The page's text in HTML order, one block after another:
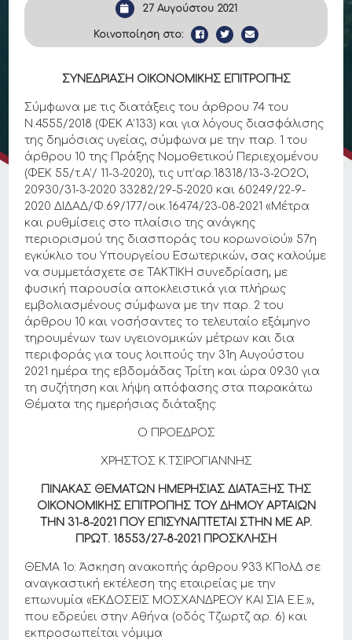
27 Αυγούστου 2021
Κοινοποίηση στο:
ΣΥΝΕΔΡΙΑΣΗ ΟΙΚΟΝΟΜΙΚΗΣ ΕΠΙΤΡΟΠΉΣ
Σύμφωνα με τις διατάξεις του άρθρου 74 του
Ν.4555/2018 (ΦΕΚ Α’133) και για λόγους διασφάλισης
της δημόσιας υγείας, σύμφωνα με την παρ. 1 του
άρθρου 10 της Πράξης Νομοθετικού Περιεχομένου
(ΦΕΚ 55/τ.Α’/ 11-3-2020), τις υπ’αρ.18318/13-3-2Ο2Ο,
20930/31-3-2020 33282/29-5-2020 και 60249/22-9-
2020 ΔΙΔΑΔ/Φ.69/177/οικ.16474/23-08-2021 «Μέτρα
και ρυθμίσεις στο πλαίσιο της ανάγκης
περιορισμού της διασποράς του κορωνοϊού» 57η
εγκύκλιο του Υπουργείου Εσωτερικών, σας καλούμε
να συμμετάσχετε σε ΤΑΚΤΙΚΗ συνεδρίαση, με
φυσική παρουσία αποκλειστικά για πλήρως
εμβολιασμένους σύμφωνα με την παρ. 2 του
άρθρου 10 και νοσήσαντες το τελευταίο εξάμηνο
τηρουμένων των υγειονομικών μέτρων και δια
περιφοράς για τους λοιπούς την 31η Αυγούστου
2021 ημέρα της εβδομάδας Τρίτη και ώρα 09.30 για
τη συζήτηση και λήψη απόφασης στα παρακάτω
Θέματα της ημερήσιας διάταξης:
Ο ΠΡΟΕΔΡΟΣ
ΧΡΗΣΤΟΣ Κ.ΤΣΙΡΟΓΙΑΝΝΗΣ
ΠΙΝΑΚΑΣ ΘΕΜΑΤΩΝ ΗΜΕΡΗΣΙΑΣ ΔΙΑΤΑΞΗΣ ΤΗΣ
ΟΙΚΟΝΟΜΙΚΗΣ ΕΠΙΤΡΟΠΗΣ ΤΟΥ ΔΗΜΟΥ ΑΡΤΑΙΩΝ
THN 31-8-2021 ΠΟΥ ΕΠΙΣΥΝΑΠΤΕΤΑΙ ΣΤΗΝ ΜΕ ΑΡ.
ΠΡΩΤ. 18553/27-8-2021 ΠΡΟΣΚΛΗΣΗ
ΘΕΜΑ 1ο: Άσκηση ανακοπής άρθρου 933 ΚΠολΔ σε
αναγκαστική εκτέλεση της εταιρείας με την
επωνυμία «ΕΚΔΟΣΕΙΣ ΜΟΣΧΑΝΔΡΕΟΥ ΚΑΙ ΣΙΑ Ε.Ε.»,
που εδρεύει στην Αθήνα (οδός Τζωρτζ αρ. 6) και
εκπροσωπείται νόμιμα